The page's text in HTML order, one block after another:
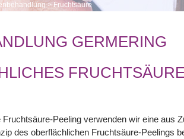
> Fruchtsäure
GERMERING
Fruchtsäure-Peeling verwenden wir eine aus
des oberflächlichen Fruchtsäure-Peelings